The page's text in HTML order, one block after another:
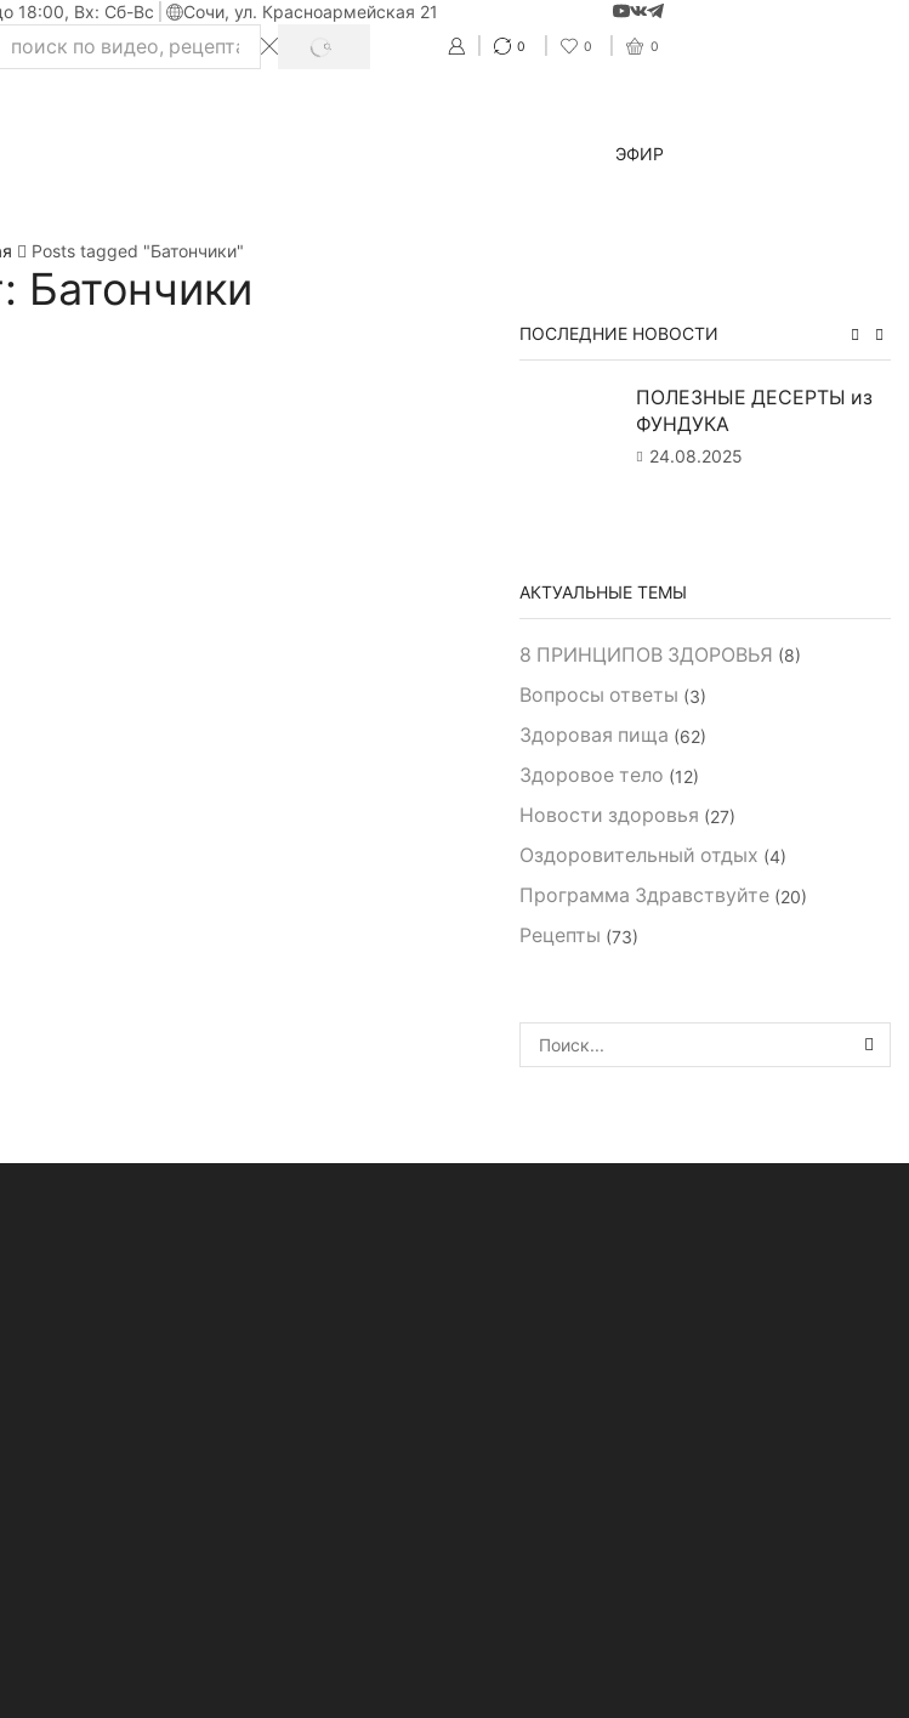
18:00, Вх: Сб-Вс Сочи, ул. Красноармейская 21
SEARCH 0 0 0
ЭФИР
Posts tagged "Батончики"
Батончики
ПОСЛЕДНИЕ НОВОСТИ
ПОЛЕЗНЫЕ ДЕСЕРТЫ из
ФУНДУКА
24.08.2025
АКТУАЛЬНЫЕ ТЕМЫ
8 ПРИНЦИПОВ ЗДОРОВЬЯ (8)
Вопросы ответы (3)
Здоровая пища (62)
Здоровое тело (12)
Новости здоровья (27)
Оздоровительный отдых (4)
Программа Здравствуйте (20)
Рецепты (73)